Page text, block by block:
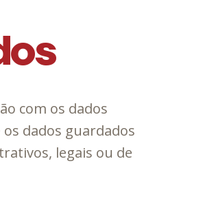
com os dados
dados guardados
legais ou de